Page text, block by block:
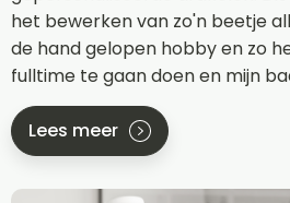
het bewerken van zo'n beetje
de hand gelopen hobby en zo
fulltime te gaan doen en mijn
Lees meer